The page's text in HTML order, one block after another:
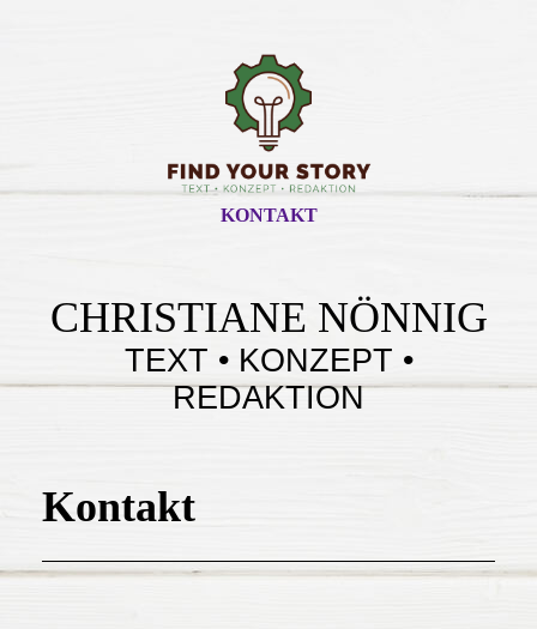
KONTAKT
CHRISTIANE NÖNNIG
TEXT • KONZEPT •
REDAKTION
Kontakt